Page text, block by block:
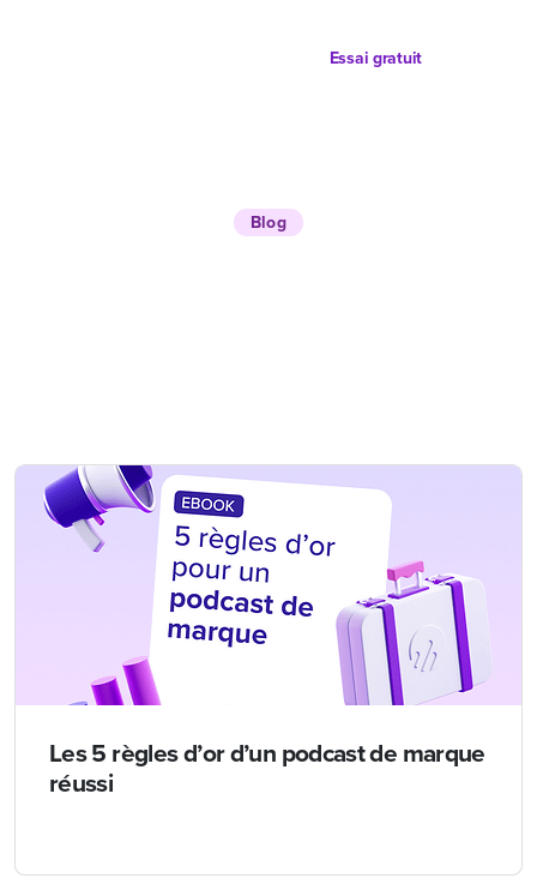
Essai gratuit
Blog
Les 5 règles d’or d’un podcast de marque
réussi